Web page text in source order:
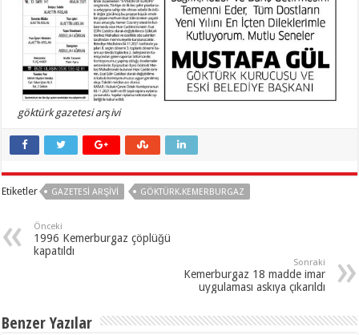
göktürk gazetesi arşivi
Etiketler GAZETESI ARŞIVI GÖKTÜRK.KEMERBURGAZ
Önceki
1996 Kemerburgaz çöplüğü
kapatıldı
Sonraki
Kemerburgaz 18 madde imar
uygulaması askıya çıkarıldı
Benzer Yazılar